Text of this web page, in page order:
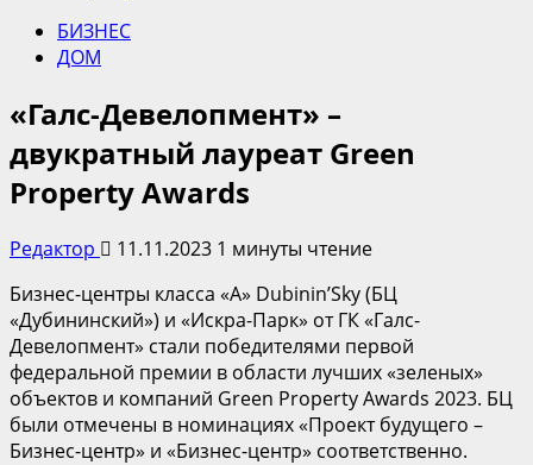
БИЗНЕС
ДОМ
«Галс-Девелопмент» –
двукратный лауреат Green
Property Awards
Редактор 11.11.2023 1 минуты чтение
Бизнес-центры класса «А» Dubinin’Sky (БЦ
«Дубининский») и «Искра-Парк» от ГК «Галс-
Девелопмент» стали победителями первой
федеральной премии в области лучших «зеленых»
объектов и компаний Green Property Awards 2023. БЦ
были отмечены в номинациях «Проект будущего –
Бизнес-центр» и «Бизнес-центр» соответственно.